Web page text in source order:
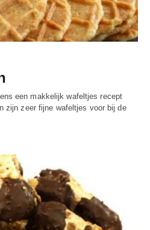
een makkelijk wafeltjes recept
zijn zeer fijne wafeltjes voor bij de